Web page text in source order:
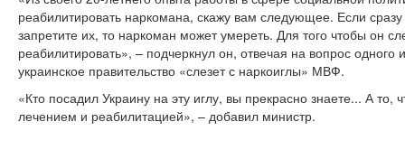
реабилитировать наркомана, скажу вам следующее. Если сразу
запретите их, то наркоман может умереть. Для того чтобы он
реабилитировать», – подчеркнул он, отвечая на вопрос одного
украинское правительство «слезет с наркоиглы» МВФ.
«Кто посадил Украину на эту иглу, вы прекрасно знаете... А
лечением и реабилитацией», – добавил министр.